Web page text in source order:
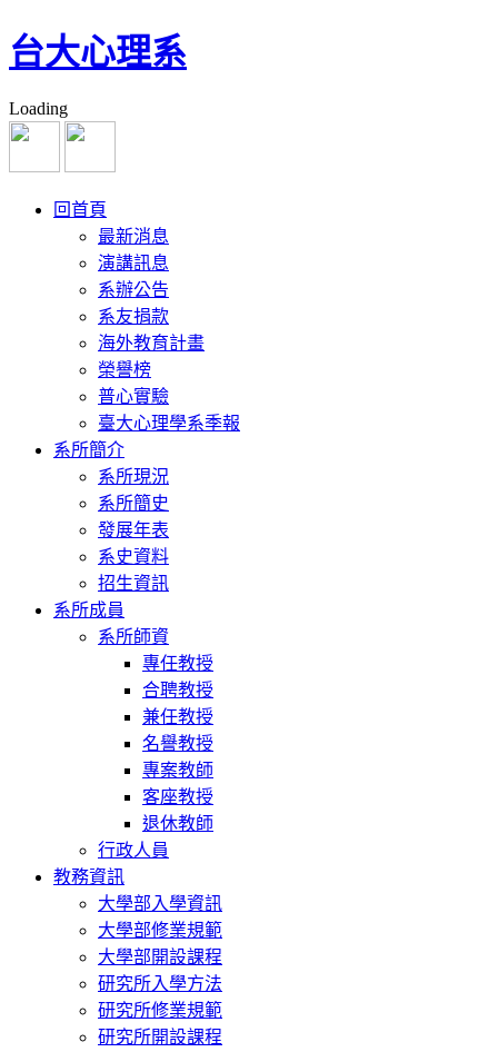
台大心理系
Loading
回首頁
最新消息
演講訊息
系辦公告
系友捐款
海外教育計畫
榮譽榜
普心實驗
臺大心理學系季報
系所簡介
系所現況
系所簡史
發展年表
系史資料
招生資訊
系所成員
系所師資
專任教授
合聘教授
兼任教授
名譽教授
專案教師
客座教授
退休教師
行政人員
教務資訊
大學部入學資訊
大學部修業規範
大學部開設課程
研究所入學方法
研究所修業規範
研究所開設課程